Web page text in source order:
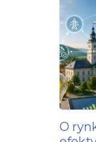
O